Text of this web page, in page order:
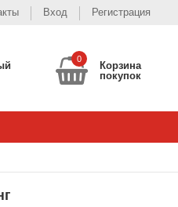
Вход Регистрация
0
Корзина
покупок